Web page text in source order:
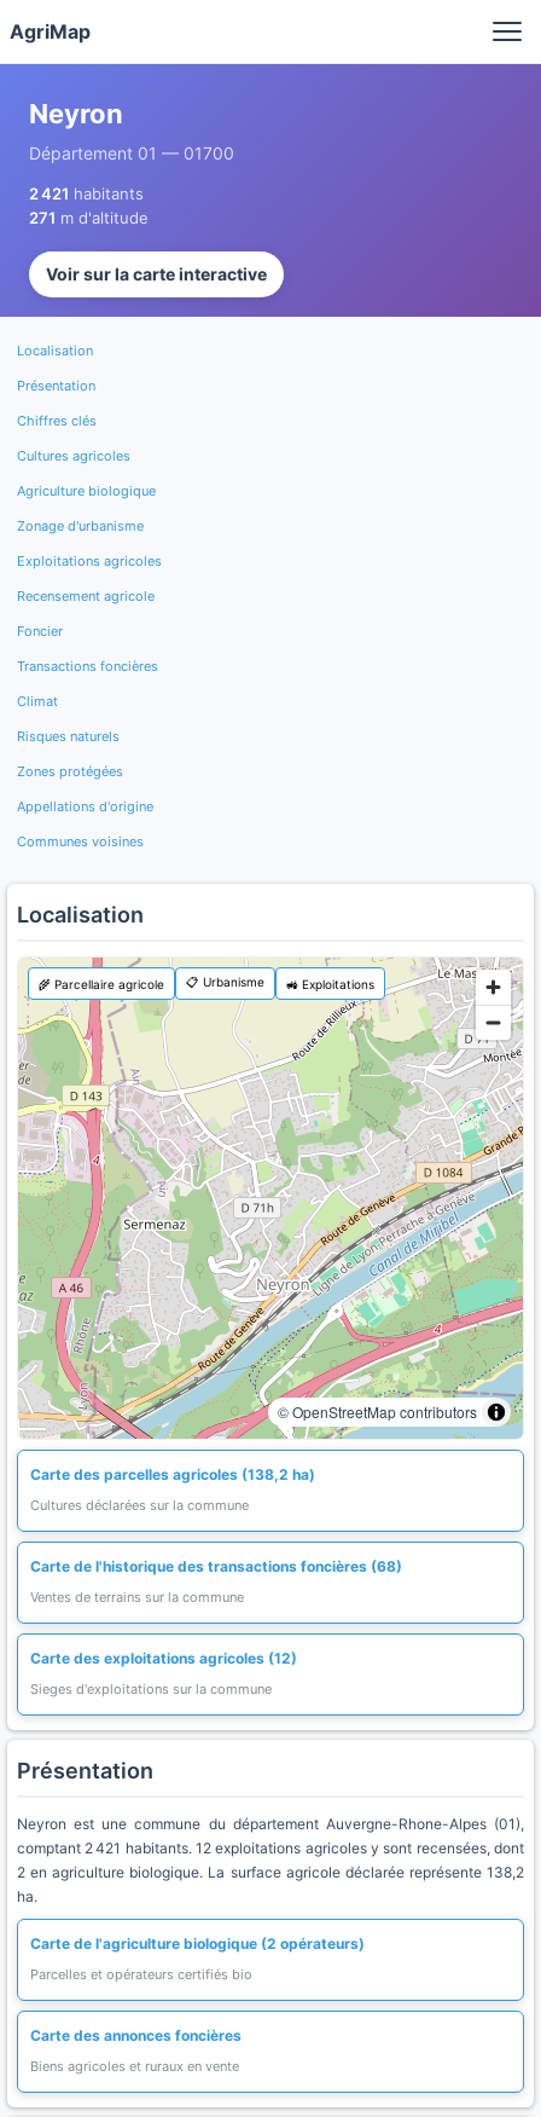
AgriMap
Neyron
Département 01 — 01700
2 421 habitants
271 m d'altitude
Voir sur la carte interactive
Localisation
Présentation
Chiffres clés
Cultures agricoles
Agriculture biologique
Zonage d'urbanisme
Exploitations agricoles
Recensement agricole
Foncier
Transactions foncières
Climat
Risques naturels
Zones protégées
Appellations d'origine
Communes voisines
Localisation
© OpenStreetMap contributors
🌾 Parcellaire agricole 📋 Urbanisme 🚜 Exploitations
Carte des parcelles agricoles (138,2 ha)
Cultures déclarées sur la commune
Carte de l'historique des transactions foncières (68)
Ventes de terrains sur la commune
Carte des exploitations agricoles (12)
Sieges d'exploitations sur la commune
Présentation
Neyron est une commune du département Auvergne-Rhone-Alpes (01),
comptant 2 421 habitants. 12 exploitations agricoles y sont recensées, dont
2 en agriculture biologique. La surface agricole déclarée représente 138,2
ha.
Carte de l'agriculture biologique (2 opérateurs)
Parcelles et opérateurs certifiés bio
Carte des annonces foncières
Biens agricoles et ruraux en vente